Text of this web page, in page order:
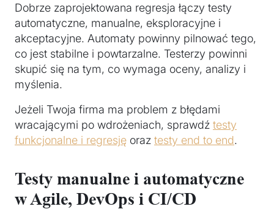
Dobrze zaprojektowana regresja łączy testy
automatyczne, manualne, eksploracyjne i
akceptacyjne. Automaty powinny pilnować tego,
co jest stabilne i powtarzalne. Testerzy powinni
skupić się na tym, co wymaga oceny, analizy i
myślenia.
Jeżeli Twoja firma ma problem z błędami
wracającymi po wdrożeniach, sprawdź testy
funkcjonalne i regresję oraz testy end to end.
Testy manualne i automatyczne
w Agile, DevOps i CI/CD